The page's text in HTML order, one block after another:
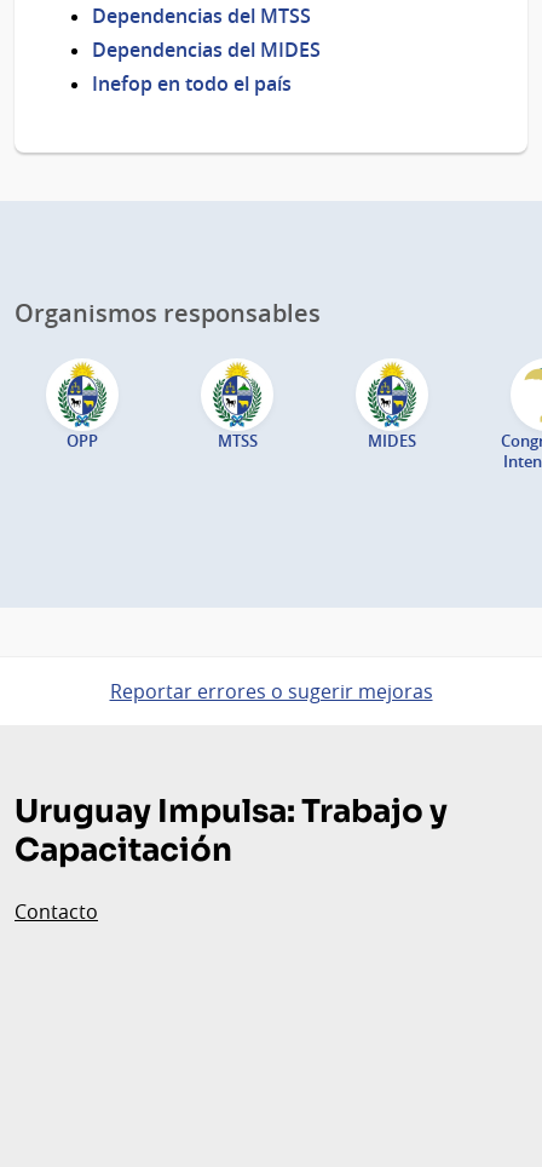
Dependencias del MTSS
Dependencias del MIDES
Inefop en todo el país
Organismos responsables
OPP MTSS MIDES
Reportar errores o sugerir mejoras
de
página
Uruguay Impulsa: Trabajo y
Capacitación
Contacto